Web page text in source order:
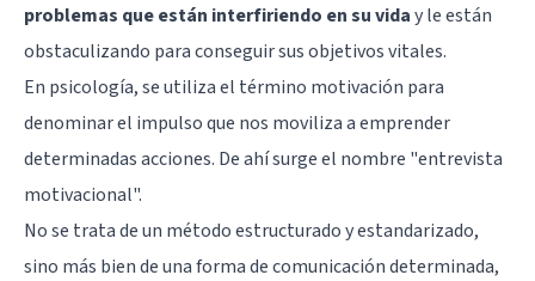
problemas que están interfiriendo en su viday le están
obstaculizando para conseguir sus objetivos vitales.
En psicología, se utiliza el término motivación para
denominar el impulso que nos moviliza a emprender
determinadas acciones. De ahí surge el nombre "entrevista
motivacional".
No se trata de un método estructurado y estandarizado,
sino más bien de una forma de comunicación determinada,